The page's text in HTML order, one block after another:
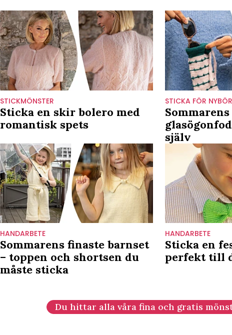
STICKMÖNSTER
Sticka en skir bolero med
romantisk spets
STICKA FÖR
själv
HANDARBETE
Sommarens finaste barnset
– toppen och shortsen du
måste sticka
HANDARBETE
Sticka en
perfekt till
Du hittar alla våra fina och gratis